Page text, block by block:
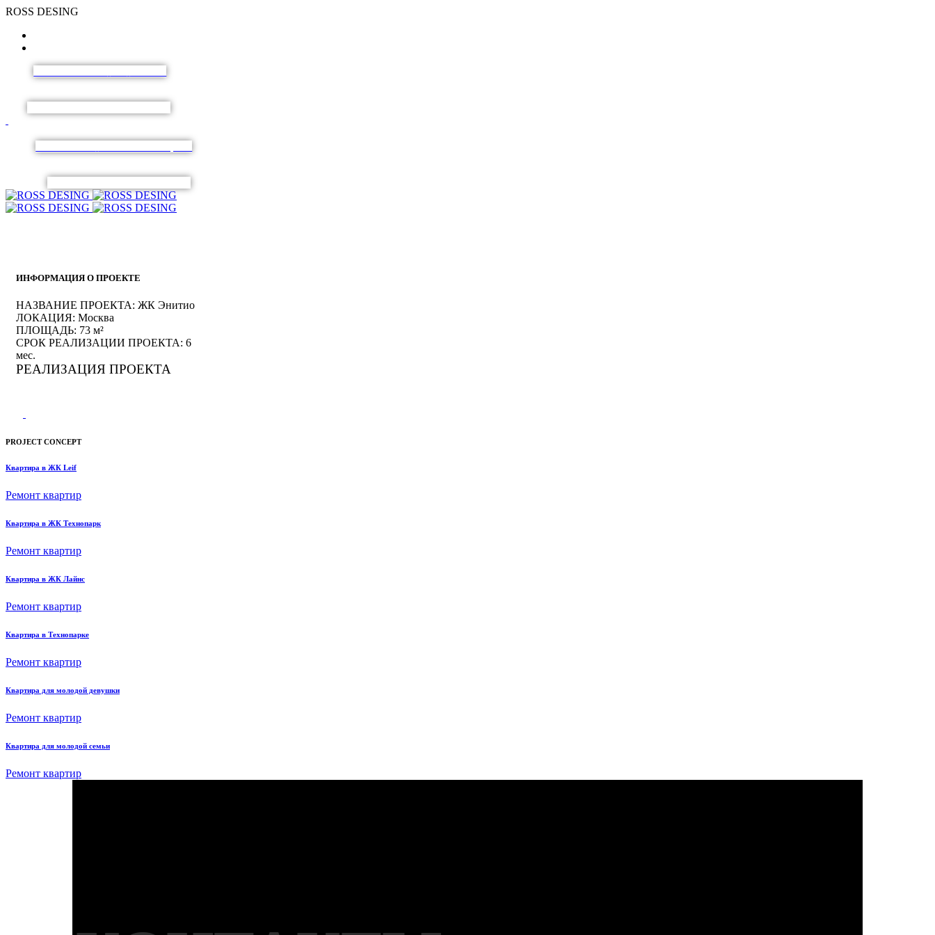
ROSS DESING
ИНФОРМАЦИЯ О ПРОЕКТЕ
НАЗВАНИЕ ПРОЕКТА: ЖК Энитио
ЛОКАЦИЯ: Москва
ПЛОЩАДЬ: 73 м²
СРОК РЕАЛИЗАЦИИ ПРОЕКТА: 6
мес.
РЕАЛИЗАЦИЯ ПРОЕКТА
PROJECT CONCEPT
Квартира в ЖК Leif
Ремонт квартир
Квартира в ЖК Технопарк
Ремонт квартир
Квартира в ЖК Лайнс
Ремонт квартир
Квартира в Технопарке
Ремонт квартир
Квартира для молодой девушки
Ремонт квартир
Квартира для молодой семьи
Ремонт квартир